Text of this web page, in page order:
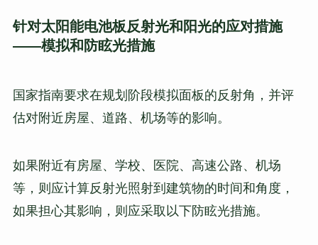
针对太阳能电池板反射光和阳光的应对措施
——模拟和防眩光措施
国家指南要求在规划阶段模拟面板的反射角，并评
估对附近房屋、道路、机场等的影响。
如果附近有房屋、学校、医院、高速公路、机场
等，则应计算反射光照射到建筑物的时间和角度，
如果担心其影响，则应采取以下防眩光措施。